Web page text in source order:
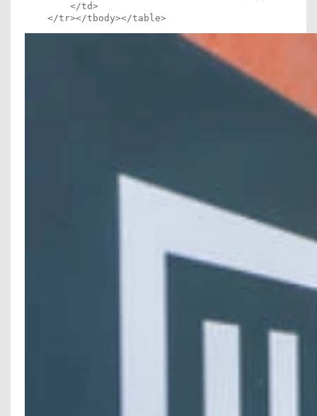
        </td>
    </tr></tbody></table>